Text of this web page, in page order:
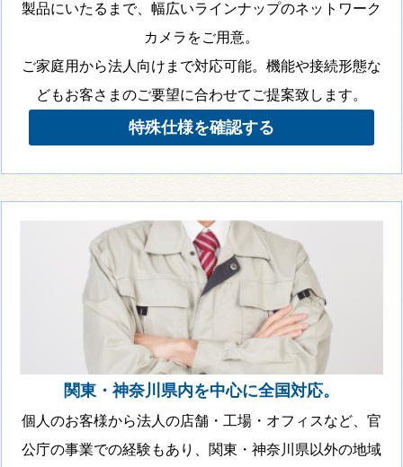
製品にいたるまで、幅広いラインナップのネットワーク
カメラをご用意。
ご家庭用から法人向けまで対応可能。機能や接続形態な
どもお客さまのご要望に合わせてご提案致します。
特殊仕様を確認する
関東・神奈川県内を中心に全国対応。
個人のお客様から法人の店舗・工場・オフィスなど、官
公庁の事業での経験もあり、関東・神奈川県以外の地域